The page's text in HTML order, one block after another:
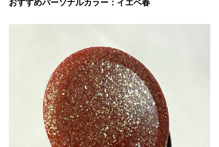
おすすめパーソナルカラー：イエベ春